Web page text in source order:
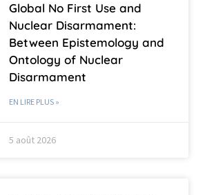
Global No First Use and
Nuclear Disarmament:
Between Epistemology and
Ontology of Nuclear
Disarmament
EN LIRE PLUS »
5 août 2026